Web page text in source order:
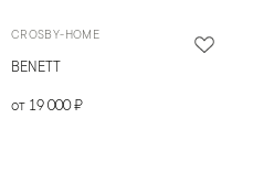
CROSBY-HOME
BENETT
от 19 000 ₽